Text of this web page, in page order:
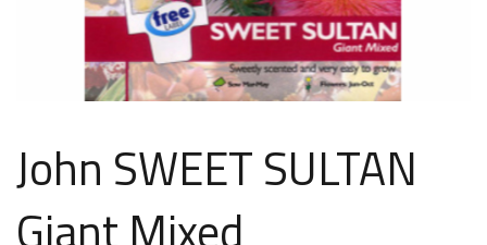
John SWEET SULTAN
Giant Mixed